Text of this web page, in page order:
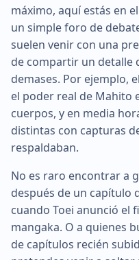
máximo, aquí estás en
un simple foro de
suelen venir con una
de compartir un detalle
demases. Por ejemplo,
el poder real de Mahito
cuerpos, y en media
distintas con capturas
respaldaban.
No es raro encontrar a
después de un capítulo
cuando Toei anunció el
mangaka. O a quienes
de capítulos recién